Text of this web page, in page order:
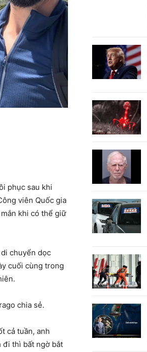
phục sau khi
viên Quốc gia
khi có thể giữ
chuyển dọc
cuối cùng trong
chia sẻ.
cả tuần, anh
đi thì bất ngờ bắt